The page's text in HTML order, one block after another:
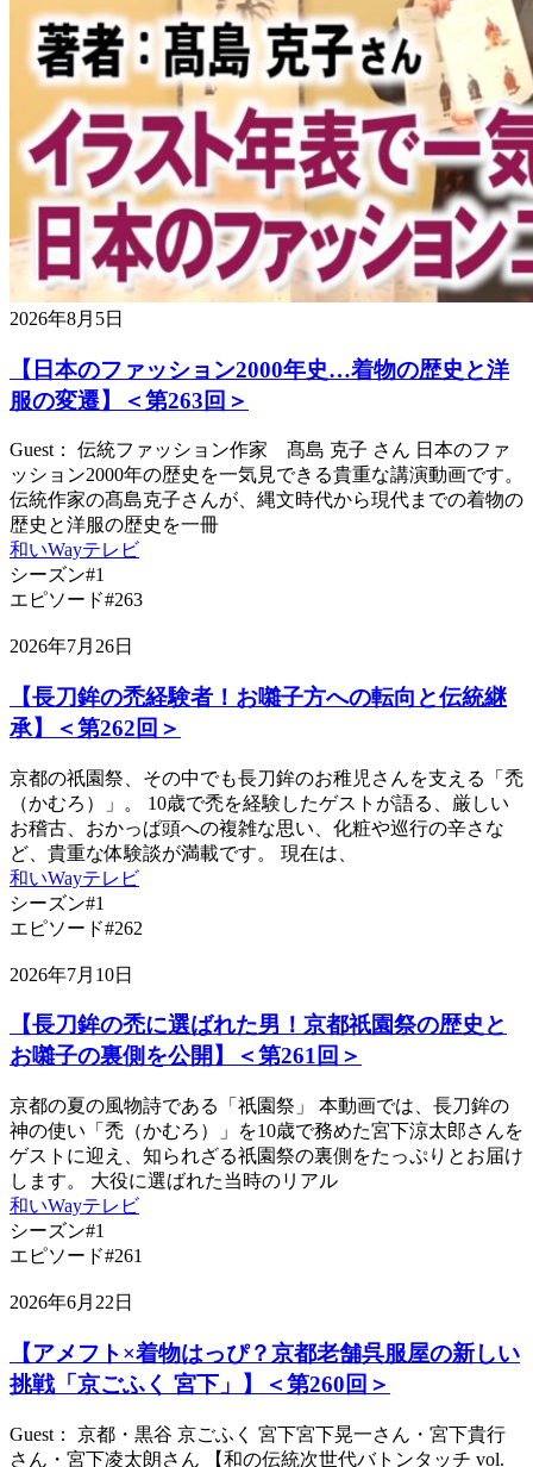
2026年8月5日
【日本のファッション2000年史…着物の歴史と洋
服の変遷】＜第263回＞
Guest： 伝統ファッション作家 髙島 克子 さん 日本のファ
ッション2000年の歴史を一気見できる貴重な講演動画です。
伝統作家の髙島克子さんが、縄文時代から現代までの着物の
歴史と洋服の歴史を一冊
和いWayテレビ
シーズン#1
エピソード#263
2026年7月26日
【長刀鉾の禿経験者！お囃子方への転向と伝統継
承】＜第262回＞
京都の祇園祭、その中でも長刀鉾のお稚児さんを支える「禿
（かむろ）」。 10歳で禿を経験したゲストが語る、厳しい
お稽古、おかっぱ頭への複雑な思い、化粧や巡行の辛さな
ど、貴重な体験談が満載です。 現在は、
和いWayテレビ
シーズン#1
エピソード#262
2026年7月10日
【長刀鉾の禿に選ばれた男！京都祇園祭の歴史と
お囃子の裏側を公開】＜第261回＞
京都の夏の風物詩である「祇園祭」 本動画では、長刀鉾の
神の使い「禿（かむろ）」を10歳で務めた宮下涼太郎さんを
ゲストに迎え、知られざる祇園祭の裏側をたっぷりとお届け
します。 大役に選ばれた当時のリアル
和いWayテレビ
シーズン#1
エピソード#261
2026年6月22日
【アメフト×着物はっぴ？京都老舗呉服屋の新しい
挑戦「京ごふく 宮下」】＜第260回＞
Guest： 京都・黒谷 京ごふく 宮下宮下晃一さん・宮下貴行
さん・宮下凌太朗さん 【和の伝統次世代バトンタッチ vol.